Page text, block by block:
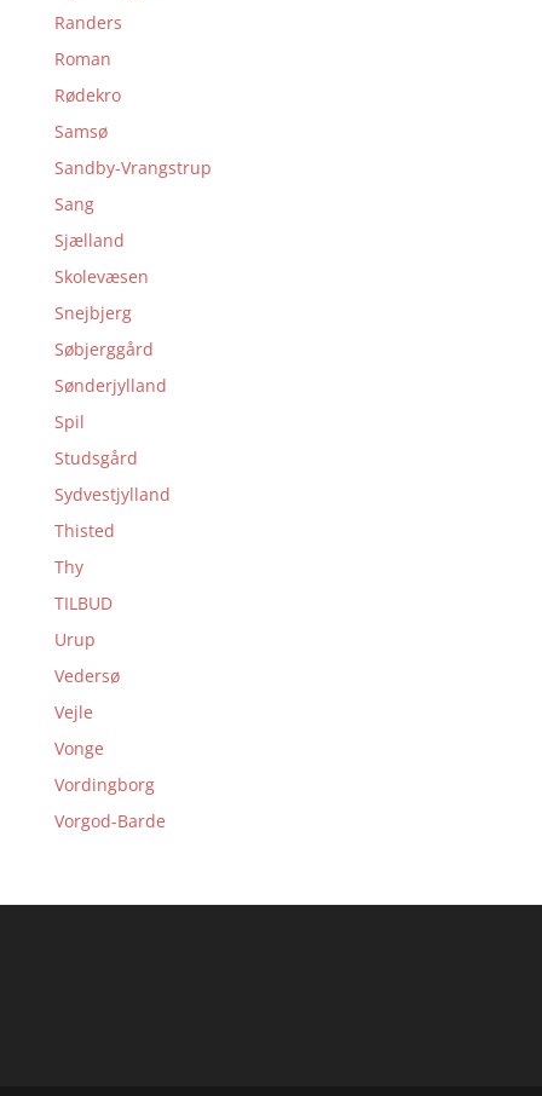
Randers
Roman
Rødekro
Samsø
Sandby-Vrangstrup
Sang
Sjælland
Skolevæsen
Snejbjerg
Søbjerggård
Sønderjylland
Spil
Studsgård
Sydvestjylland
Thisted
Thy
TILBUD
Urup
Vedersø
Vejle
Vonge
Vordingborg
Vorgod-Barde